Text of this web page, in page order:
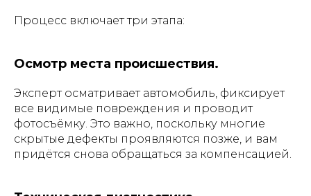
Процесс включает три этапа:
Осмотр места происшествия.
Эксперт осматривает автомобиль, фиксирует
все видимые повреждения и проводит
фотосъёмку. Это важно, поскольку многие
скрытые дефекты проявляются позже, и вам
придётся снова обращаться за компенсацией.